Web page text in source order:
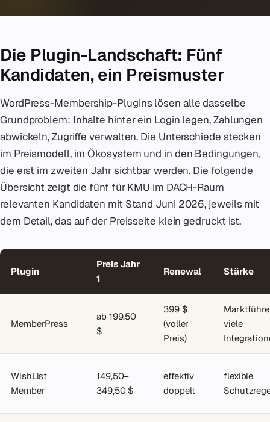
Die Plugin-Landschaft: Fünf
Kandidaten, ein Preismuster
WordPress-Membership-Plugins lösen alle dasselbe
Grundproblem: Inhalte hinter ein Login legen, Zahlungen
abwickeln, Zugriffe verwalten. Die Unterschiede stecken
im Preismodell, im Ökosystem und in den Bedingungen,
die erst im zweiten Jahr sichtbar werden. Die folgende
Übersicht zeigt die fünf für KMU im DACH-Raum
relevanten Kandidaten mit Stand Juni 2026, jeweils mit
dem Detail, das auf der Preisseite klein gedruckt ist.
Plugin
Preis Jahr
1
Renewal Stärke
MemberPress
ab 199,50
$
399 $
(voller
Preis)
viele
WishList
Member
149,50–
349,50 $
effektiv
doppelt
flexible